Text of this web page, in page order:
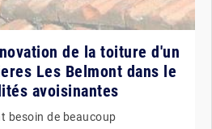
de la toiture d'un
Les Belmont dans le
avoisinantes
besoin de beaucoup